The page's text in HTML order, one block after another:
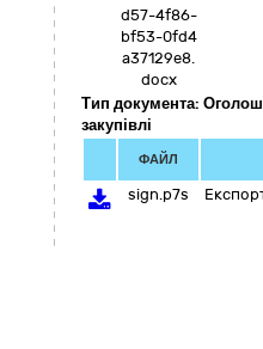
d57-4f86-
bf53-0fd4
a37129e8.
docx
Тип документа:
закупівлі
ФАЙЛ
sign.p7s